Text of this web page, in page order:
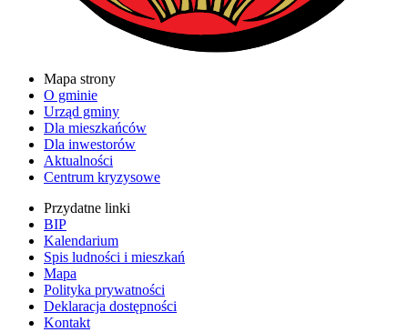
Mapa strony
O gminie
Urząd gminy
Dla mieszkańców
Dla inwestorów
Aktualności
Centrum kryzysowe
Przydatne linki
BIP
Kalendarium
Spis ludności i mieszkań
Mapa
Polityka prywatności
Deklaracja dostępności
Kontakt